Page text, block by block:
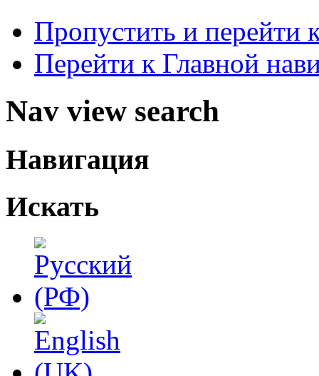
Пропустить и перейти
Перейти к Главной
Nav view search
Навигация
Искать